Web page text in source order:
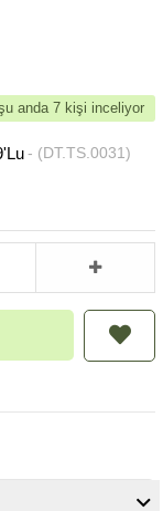
anda 7 kişi inceliyor
(DT.TS.0031)